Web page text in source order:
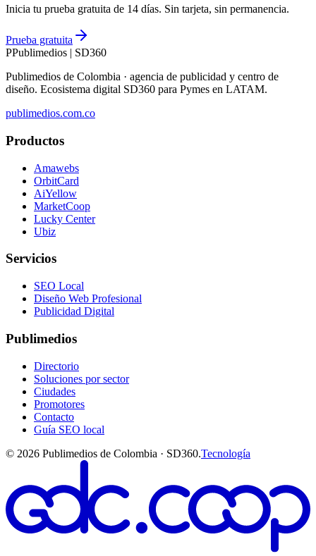
Inicia tu prueba gratuita de 14 días. Sin tarjeta, sin permanencia.
Prueba gratuita
PPublimedios | SD360
Publimedios de Colombia · agencia de publicidad y centro de
diseño. Ecosistema digital SD360 para Pymes en LATAM.
publimedios.com.co
Productos
Amawebs
OrbitCard
AiYellow
MarketCoop
Lucky Center
Ubiz
Servicios
SEO Local
Diseño Web Profesional
Publicidad Digital
Publimedios
Directorio
Soluciones por sector
Ciudades
Promotores
Contacto
Guía SEO local
© 2026 Publimedios de Colombia · SD360.Tecnología